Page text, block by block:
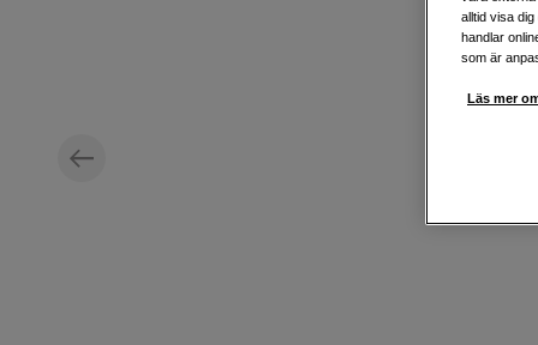
alltid visa
handlar
som är
Läs mer